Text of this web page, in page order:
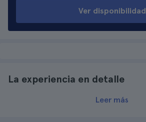
Ver disponibilidad
La experiencia en detalle
Leer más